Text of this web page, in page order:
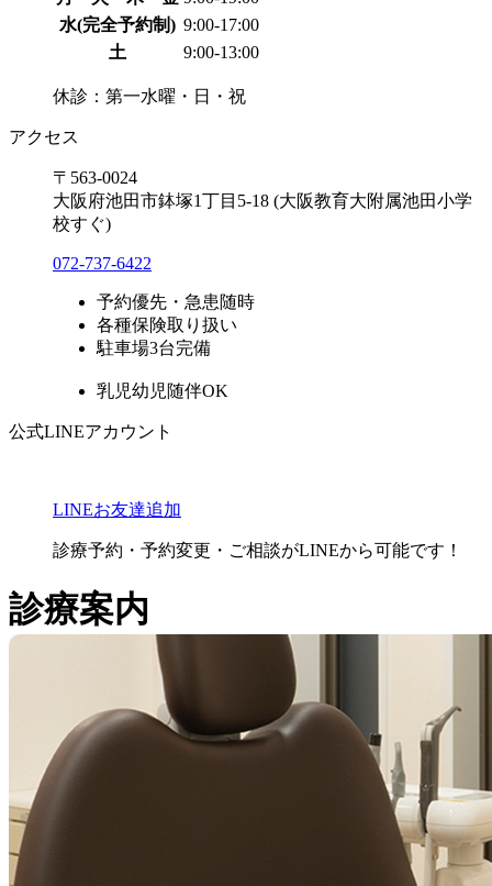
水(完全予約制) 9:00-17:00
土
9:00-13:00
休診：第一水曜・日・祝
アクセス
〒563-0024
大阪府池田市鉢塚1丁目5-18 (大阪教育大附属池田小学
校すぐ)
072-737-6422
予約優先・急患随時
各種保険取り扱い
駐車場3台完備
乳児幼児随伴OK
公式LINEアカウント
LINEお友達追加
診療予約・予約変更・ご相談がLINEから可能です！
診療案内